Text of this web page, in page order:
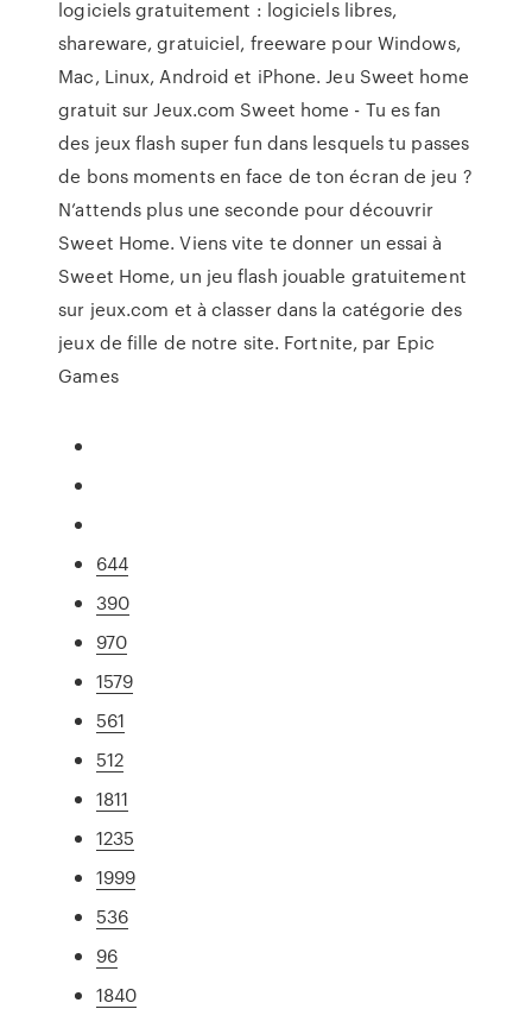
logiciels gratuitement : logiciels libres,
shareware, gratuiciel, freeware pour Windows,
Mac, Linux, Android et iPhone. Jeu Sweet home
gratuit sur Jeux.com Sweet home - Tu es fan
des jeux flash super fun dans lesquels tu passes
de bons moments en face de ton écran de jeu ?
N’attends plus une seconde pour découvrir
Sweet Home. Viens vite te donner un essai à
Sweet Home, un jeu flash jouable gratuitement
sur jeux.com et à classer dans la catégorie des
jeux de fille de notre site. Fortnite, par Epic
Games
644
390
970
1579
561
512
1811
1235
1999
536
96
1840